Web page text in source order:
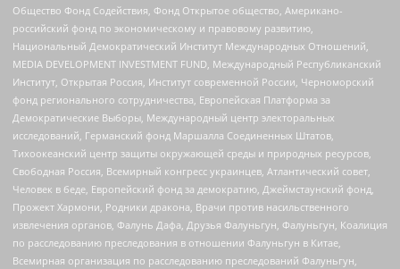
Общество Фонд Содействия, Фонд Открытое общество, Американо-
российский фонд по экономическому и правовому развитию,
Национальный Демократический Институт Международных Отношений,
MEDIA DEVELOPMENT INVESTMENT FUND, Международный Республиканский
Институт, Открытая Россия, Институт современной России, Черноморский
фонд регионального сотрудничества, Европейская Платформа за
Демократические Выборы, Международный центр электоральных
исследований, Германский фонд Маршалла Соединенных Штатов,
Тихоокеанский центр защиты окружающей среды и природных ресурсов,
Свободная Россия, Всемирный конгресс украинцев, Атлантический совет,
Человек в беде, Европейский фонд за демократию, Джеймстаунский фонд,
Прожект Хармони, Родники дракона, Врачи против насильственного
извлечения органов, Фалунь Дафа, Друзья Фалуньгун, Фалуньгун, Коалиция
по расследованию преследования в отношении Фалуньгун в Китае,
Всемирная организация по расследованию преследований Фалуньгун,